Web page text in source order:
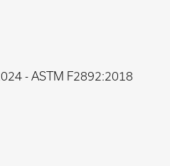
- ASTM F2892:2018